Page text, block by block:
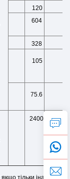
120
604
328
105
75.6
2400